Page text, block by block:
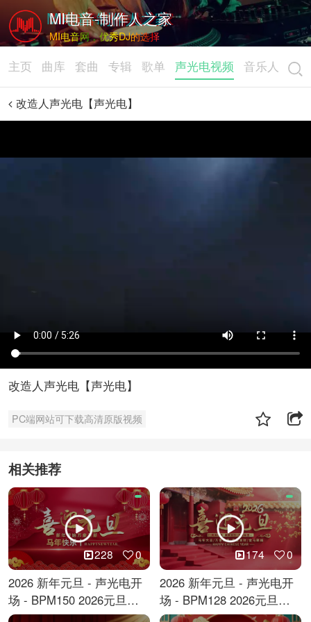
MI电音-制作人之家
MI电音网，优秀DJ的选择
主页 曲库 套曲 专辑 歌单 声光电视频 音乐人
改造人声光电【声光电】
改造人声光电【声光电】
PC端网站可下载高清原版视频
相关推荐
228 0
2026 新年元旦 - 声光电开
场 - BPM150 2026元旦跨
年倒计时
174 0
2026 新年元旦 - 声光电开
场 - BPM128 2026元旦马
年